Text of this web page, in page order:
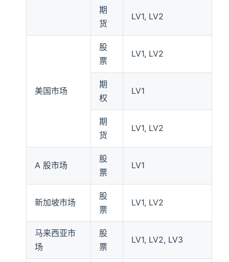
期
货
LV1, LV2
美国市场
股
票
LV1, LV2
期
权
LV1
期
货
LV1, LV2
A 股市场
股
票
LV1
新加坡市场
股
票
LV1, LV2
马来西亚市
场
股
票
LV1, LV2, LV3